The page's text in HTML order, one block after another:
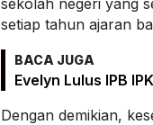
setiap tahun ajaran
BACA JUGA
Evelyn Lulus IPB
Dengan demikian,